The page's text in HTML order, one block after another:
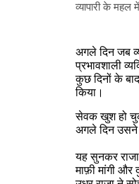
व्यापारी के
अगले दिन जब
प्रभावशाली
कुछ दिनों के
किया ।
सेवक खुश हो
अगले दिन उसने
यह सुनकर
माफ़ी मांगी